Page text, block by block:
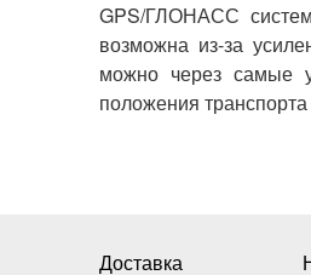
GPS/ГЛОНАСС
возможна из-за
можно через самые
положения транспорта
Доставка